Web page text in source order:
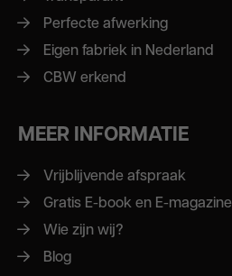
Perfecte afwerking
Eigen fabriek in Nederland
CBW erkend
MEER INFORMATIE
Vrijblijvende afspraak
Gratis E-book en E-magazine
Wie zijn wij?
Blog